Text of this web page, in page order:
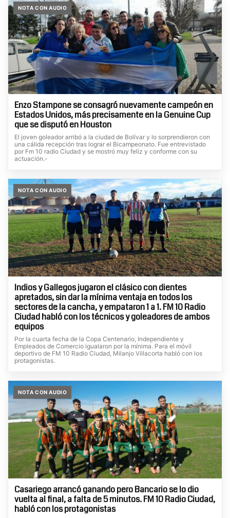
NOTA CON AUDIO
Enzo Stampone se consagró nuevamente campeón en
Estados Unidos, más precisamente en la Genuine Cup
que se disputó en Houston
El joven goleador arribó a la ciudad de Bolívar y lo sorprendieron con
una cálida recepción tras lograr el Bicampeonato. Fue entrevistado
por Fm 10 radio Ciudad y se mostró muy feliz y conforme con su
actuación.-
NOTA CON AUDIO
Indios y Gallegos jugaron el clásico con dientes
apretados, sin dar la mínima ventaja en todos los
sectores de la cancha, y empataron 1 a 1. FM 10 Radio
Ciudad habló con los técnicos y goleadores de ambos
equipos
Por la cuarta fecha de la Copa Centenario, Independiente y
Empleados de Comercio igualaron por la mínima. Para el móvil
deportivo de FM 10 Radio Ciudad, Milanjo Villacorta habló con los
protagonistas.
NOTA CON AUDIO
Casariego arrancó ganando pero Bancario se lo dio
vuelta al final, a falta de 5 minutos. FM 10 Radio Ciudad,
habló con los protagonistas